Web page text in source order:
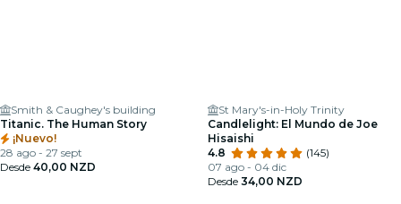
Smith & Caughey's building
Titanic. The Human Story
¡Nuevo!
28 ago - 27 sept
Desde 40,00 NZD
St Mary's-in-Holy Trinity
Candlelight: El Mundo de Joe
Hisaishi
4.8
(145)
07 ago - 04 dic
Desde 34,00 NZD